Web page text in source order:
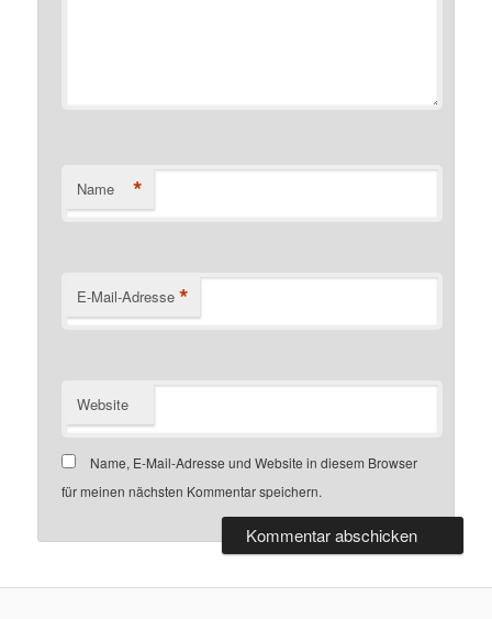
Name *
E-Mail-Adresse *
Website
Name, E-Mail-Adresse und Website in diesem Browser
für meinen nächsten Kommentar speichern.